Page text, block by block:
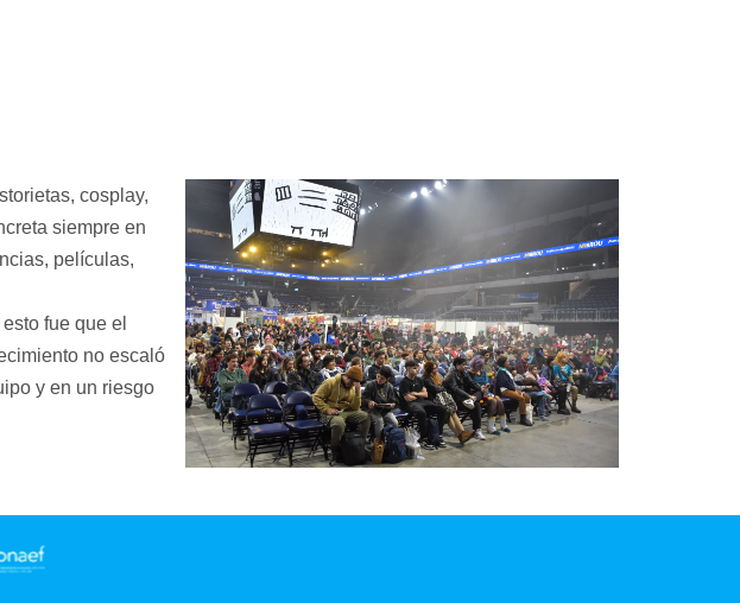
cosplay,
siempre en
películas,
fue que el
no escaló
y en un riesgo